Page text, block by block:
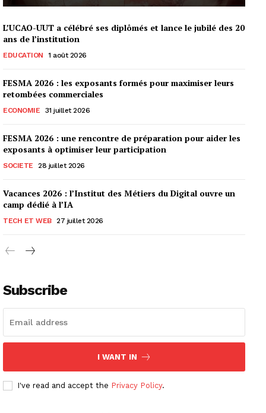
L’UCAO-UUT a célébré ses diplômés et lance le jubilé des 20
ans de l’institution
EDUCATION 1 août 2026
FESMA 2026 : les exposants formés pour maximiser leurs
retombées commerciales
ECONOMIE 31 juillet 2026
FESMA 2026 : une rencontre de préparation pour aider les
exposants à optimiser leur participation
SOCIETE 28 juillet 2026
Vacances 2026 : l’Institut des Métiers du Digital ouvre un
camp dédié à l’IA
TECH ET WEB 27 juillet 2026
Subscribe
I WANT IN
I've read and accept the Privacy Policy.